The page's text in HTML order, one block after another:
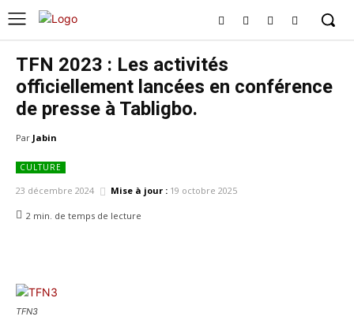
TFN 2023 : Les activités
officiellement lancées en conférence
de presse à Tabligbo.
Par Jabin
CULTURE
23 décembre 2024 Mise à jour : 19 octobre 2025
2 min. de temps de lecture
TFN3